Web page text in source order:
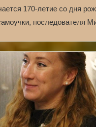
170-летие со дня
последователя